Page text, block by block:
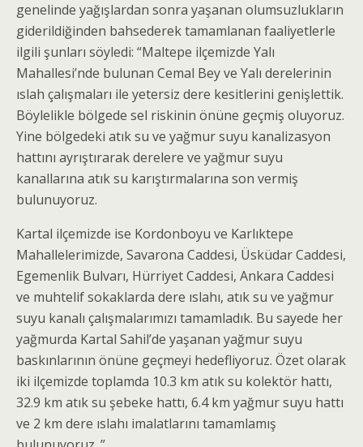
genelinde yağışlardan sonra yaşanan olumsuzlukların
giderildiğinden bahsederek tamamlanan faaliyetlerle
ilgili şunları söyledi: “Maltepe ilçemizde Yalı
Mahallesi’nde bulunan Cemal Bey ve Yalı derelerinin
ıslah çalışmaları ile yetersiz dere kesitlerini genişlettik.
Böylelikle bölgede sel riskinin önüne geçmiş oluyoruz.
Yine bölgedeki atık su ve yağmur suyu kanalizasyon
hattını ayrıştırarak derelere ve yağmur suyu
kanallarına atık su karıştırmalarına son vermiş
bulunuyoruz.
Kartal ilçemizde ise Kordonboyu ve Karlıktepe
Mahallelerimizde, Savarona Caddesi, Üsküdar Caddesi,
Egemenlik Bulvarı, Hürriyet Caddesi, Ankara Caddesi
ve muhtelif sokaklarda dere ıslahı, atık su ve yağmur
suyu kanalı çalışmalarımızı tamamladık. Bu sayede her
yağmurda Kartal Sahil’de yaşanan yağmur suyu
baskınlarının önüne geçmeyi hedefliyoruz. Özet olarak
iki ilçemizde toplamda 10.3 km atık su kolektör hattı,
32.9 km atık su şebeke hattı, 6.4 km yağmur suyu hattı
ve 2 km dere ıslahı imalatlarını tamamlamış